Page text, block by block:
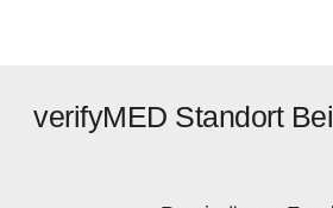
verifyMED Standort